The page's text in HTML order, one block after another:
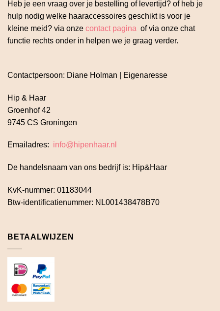
Heb je een vraag over je bestelling of levertijd? of heb je
hulp nodig welke haaraccessoires geschikt is voor je
kleine meid? via onze contact pagina of via onze chat
functie rechts onder in helpen we je graag verder.
Contactpersoon: Diane Holman | Eigenaresse
Hip & Haar
Groenhof 42
9745 CS Groningen
Emailadres: info@hipenhaar.nl
De handelsnaam van ons bedrijf is: Hip&Haar
KvK-nummer: 01183044
Btw-identificatienummer: NL001438478B70
BETAALWIJZEN